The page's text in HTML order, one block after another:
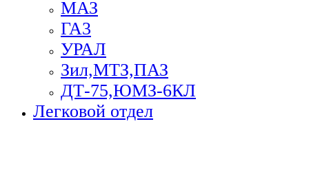
МАЗ
ГА3
УРАЛ
Зил,МТЗ,ПАЗ
ДТ-75,ЮМЗ-6КЛ
Легковой отдел